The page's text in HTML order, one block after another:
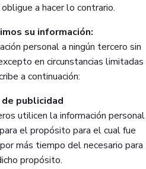
a hacer lo contrario.
su información:
personal a ningún tercero sin
en circunstancias limitadas
a continuación:
publicidad
utilicen la información personal
el propósito para el cual fue
más tiempo del necesario para
propósito.